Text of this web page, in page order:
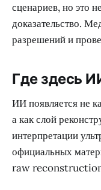
сценариев, но это
доказательство.
разрешений и
Где здесь
ИИ появляется не
а как слой
интерпретации
официальных
raw